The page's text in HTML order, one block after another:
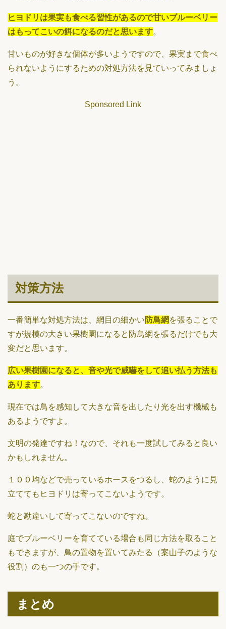
ヒヨドリは果実も食べる習性があるので甘いブルーベリー
はもってこいの餌になるのだと思います。
甘いものが好きな個体が多いようですので、果実まで食べ
られないようにするための対処方法を見ていってみましょ
う。
Sponsored Link
対策方法
一番簡単な対処方法は、網目の細かい 防鳥網 を張ることで
すが規模の大きい果樹園になると防鳥網を張るだけでも大
変だと思います。
広い果樹園になると、音や光で威嚇をして追い払う方法も
あります。
現在では鳥を感知して大きな音を出したり光を出す機械も
あるようですよ。
文明の発達ですね！なので、それも一度試してみると良い
かもしれません。
１００均などで売っているホースをつるし、蛇のように見
立ててもヒヨドリは寄ってこないようです。
蛇と勘違いして寄ってこないのですね。
庭でブルーベリーを育てている場合も同じ方法を取ること
もできますが、鳥の置物を置いてみたる（案山子のような
役割）のも一つの手です。
まとめ